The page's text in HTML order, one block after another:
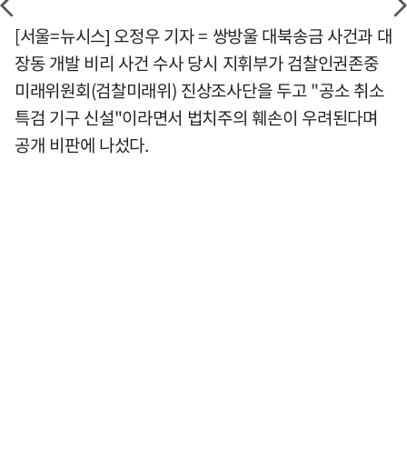
[서울=뉴시스] 오정우 기자 = 쌍방울 대북송금 사건과 대
장동 개발 비리 사건 수사 당시 지휘부가 검찰인권존중
미래위원회(검찰미래위) 진상조사단을 두고 "공소 취소
특검 기구 신설"이라면서 법치주의 훼손이 우려된다며
공개 비판에 나섰다.